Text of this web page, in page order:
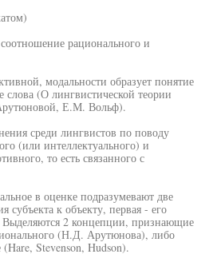
рационального и
модальности образует понятие
(О лингвистической теории
Е.М. Вольф).
среди лингвистов по поводу
(или интеллектуального) и
то есть связанного с
в оценке подразумевают две
субъекта к объекту, первая - его
Выделяются 2 концепции, признающие
(Н.Д. Арутюнова), либо
Stevenson, Hudson).